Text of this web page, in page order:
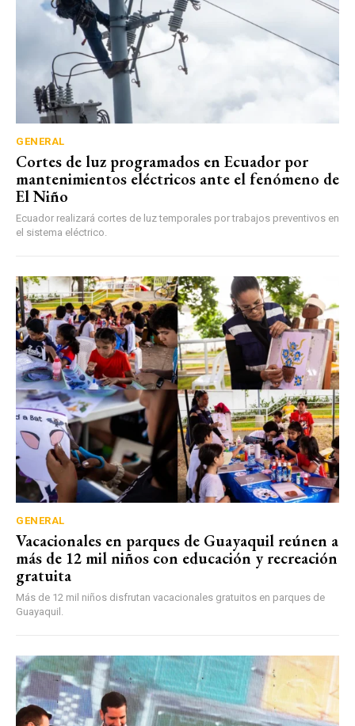
GENERAL
Cortes de luz programados en Ecuador por
mantenimientos eléctricos ante el fenómeno de
El Niño
Ecuador realizará cortes de luz temporales por trabajos preventivos en
el sistema eléctrico.
GENERAL
Vacacionales en parques de Guayaquil reúnen a
más de 12 mil niños con educación y recreación
gratuita
Más de 12 mil niños disfrutan vacacionales gratuitos en parques de
Guayaquil.